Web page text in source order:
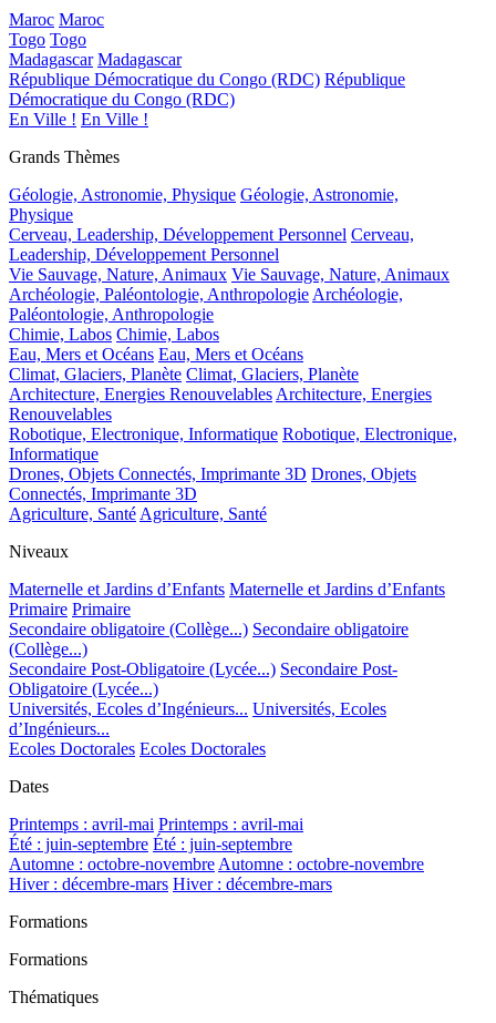
Maroc Maroc
Togo Togo
Madagascar Madagascar
République Démocratique du Congo (RDC) République
Démocratique du Congo (RDC)
En Ville ! En Ville !
Grands Thèmes
Géologie, Astronomie, Physique Géologie, Astronomie,
Physique
Cerveau, Leadership, Développement Personnel Cerveau,
Leadership, Développement Personnel
Vie Sauvage, Nature, Animaux Vie Sauvage, Nature, Animaux
Archéologie, Paléontologie, Anthropologie Archéologie,
Paléontologie, Anthropologie
Chimie, Labos Chimie, Labos
Eau, Mers et Océans Eau, Mers et Océans
Climat, Glaciers, Planète Climat, Glaciers, Planète
Architecture, Energies Renouvelables Architecture, Energies
Renouvelables
Robotique, Electronique, Informatique Robotique, Electronique,
Informatique
Drones, Objets Connectés, Imprimante 3D Drones, Objets
Connectés, Imprimante 3D
Agriculture, Santé Agriculture, Santé
Niveaux
Maternelle et Jardins d’Enfants Maternelle et Jardins d’Enfants
Primaire Primaire
Secondaire obligatoire (Collège...) Secondaire obligatoire
(Collège...)
Secondaire Post-Obligatoire (Lycée...) Secondaire Post-
Obligatoire (Lycée...)
Universités, Ecoles d’Ingénieurs... Universités, Ecoles
d’Ingénieurs...
Ecoles Doctorales Ecoles Doctorales
Dates
Printemps : avril-mai Printemps : avril-mai
Été : juin-septembre Été : juin-septembre
Automne : octobre-novembre Automne : octobre-novembre
Hiver : décembre-mars Hiver : décembre-mars
Formations
Formations
Thématiques